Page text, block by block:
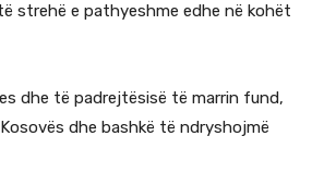
strehë e pathyeshme edhe në kohët
dhe të padrejtësisë të marrin fund,
dhe bashkë të ndryshojmë